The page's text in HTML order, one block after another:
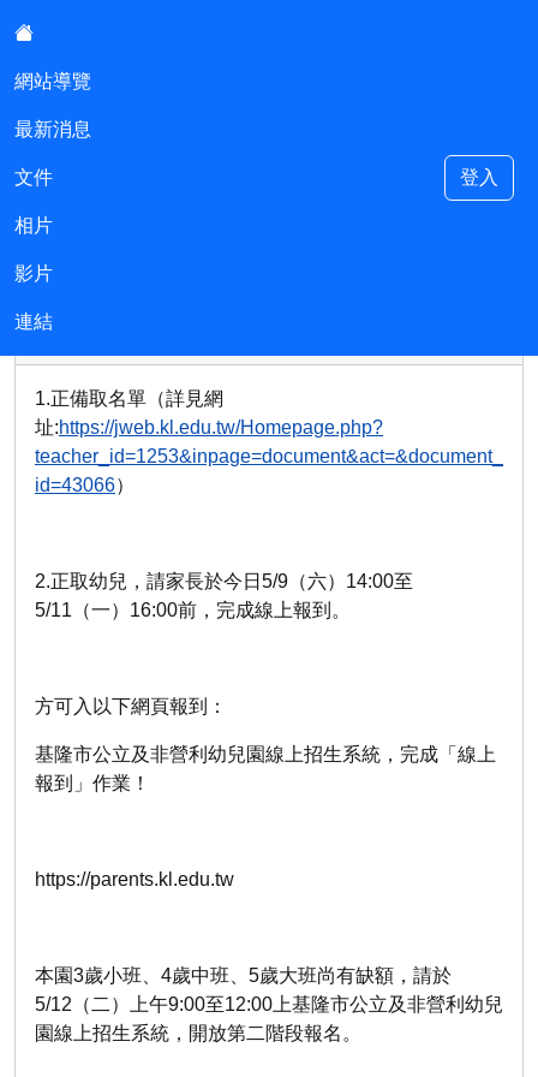
網站導覽
最新消息
文件
相片
影片
連結
登入
基隆市安樂區安樂國民小學附設幼
兒園
現在位置:最新消息
基隆市安樂國小附設幼兒園115學年度第一階段招生－
1.正備取名單（詳見網
址:https://jweb.kl.edu.tw/Homepage.php?
teacher_id=1253&inpage=document&act=&document_
id=43066）
2.正取幼兒，請家長於今日5/9（六）14:00至
5/11（一）16:00前，完成線上報到。
方可入以下網頁報到：
基隆市公立及非營利幼兒園線上招生系統，完成「線上
報到」作業！
https://parents.kl.edu.tw
本園3歲小班、4歲中班、5歲大班尚有缺額，請於
5/12（二）上午9:00至12:00上基隆市公立及非營利幼兒
園線上招生系統，開放第二階段報名。